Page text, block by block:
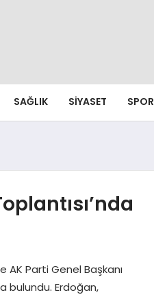
SAĞLIK SIYASET SPOR
AK Parti Genel Başkanı
bulundu. Erdoğan,